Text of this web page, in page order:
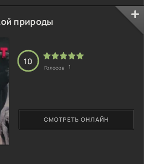
природы
СМОТРЕТЬ ОНЛАЙН
10
Голосов: 1